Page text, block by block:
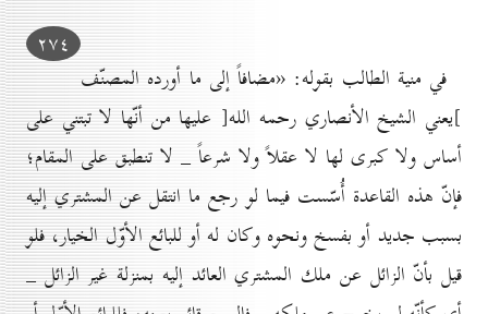
۲۷٤
في منية الطالب بقوله: «مضافاً إلى ما أورده المصنّف
]يعني الشيخ الأنصاري رحمه الله[ عليها من أنّها لا تبتني على
أساس ولا كبرى لها لا عقلاً ولا شرعاً _ لا تنطبق على المقام؛
فإنّ هذه القاعدة أُسّست فيما لو رجع ما انتقل عن المشتري إليه
بسبب جديد أو بفسخ ونحوه وكان له أو للبائع الأوّل الخيار، فلو
قيل بأنّ الزائل عن ملك المشتري العائد إليه بمنزلة غير الزائل _